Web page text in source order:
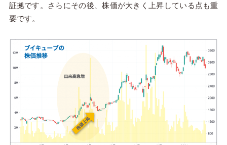
証拠です。さらにその後、株価が大きく上昇している点も重
要です。